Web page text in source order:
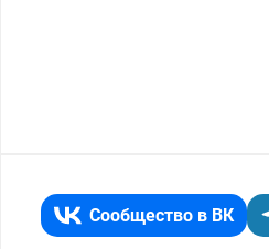
Сообщество в ВК